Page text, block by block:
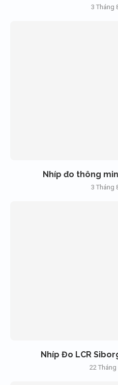
3 Tháng
Nhíp đo thông
3 Tháng
Nhíp Đo LCR
22 Tháng